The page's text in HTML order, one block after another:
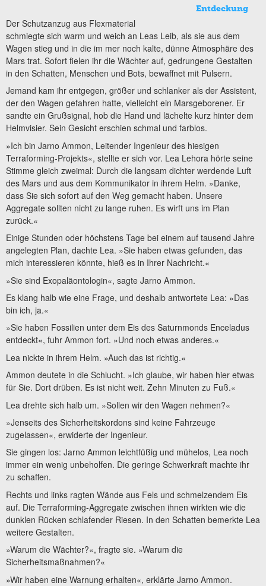
Der Schutzanzug aus Flexmaterial
schmiegte sich warm und weich an Leas Leib, als sie aus dem
Wagen stieg und in die im mer noch kalte, dünne Atmosphäre des
Mars trat. Sofort fielen ihr die Wächter auf, gedrungene Gestalten
in den Schatten, Menschen und Bots, bewaffnet mit Pulsern.
Jemand kam ihr entgegen, größer und schlanker als der Assistent,
der den Wagen gefahren hatte, vielleicht ein Marsgeborener. Er
sandte ein Grußsignal, hob die Hand und lächelte kurz hinter dem
Helmvisier. Sein Gesicht erschien schmal und farblos.
»Ich bin Jarno Ammon, Leitender Ingenieur des hiesigen
Terraforming-Projekts«, stellte er sich vor. Lea Lehora hörte seine
Stimme gleich zweimal: Durch die langsam dichter werdende Luft
des Mars und aus dem Kommunikator in ihrem Helm. »Danke,
dass Sie sich sofort auf den Weg gemacht haben. Unsere
Aggregate sollten nicht zu lange ruhen. Es wirft uns im Plan
zurück.«
Einige Stunden oder höchstens Tage bei einem auf tausend Jahre
angelegten Plan, dachte Lea. »Sie haben etwas gefunden, das
mich interessieren könnte, hieß es in Ihrer Nachricht.«
»Sie sind Exopaläontologin«, sagte Jarno Ammon.
Es klang halb wie eine Frage, und deshalb antwortete Lea: »Das
bin ich, ja.«
»Sie haben Fossilien unter dem Eis des Saturnmonds Enceladus
entdeckt«, fuhr Ammon fort. »Und noch etwas anderes.«
Lea nickte in ihrem Helm. »Auch das ist richtig.«
Ammon deutete in die Schlucht. »Ich glaube, wir haben hier etwas
für Sie. Dort drüben. Es ist nicht weit. Zehn Minuten zu Fuß.«
Lea drehte sich halb um. »Sollen wir den Wagen nehmen?«
»Jenseits des Sicherheitskordons sind keine Fahrzeuge
zugelassen«, erwiderte der Ingenieur.
Sie gingen los: Jarno Ammon leichtfüßig und mühelos, Lea noch
immer ein wenig unbeholfen. Die geringe Schwerkraft machte ihr
zu schaffen.
Rechts und links ragten Wände aus Fels und schmelzendem Eis
auf. Die Terraforming-Aggregate zwischen ihnen wirkten wie die
dunklen Rücken schlafender Riesen. In den Schatten bemerkte Lea
weitere Gestalten.
»Warum die Wächter?«, fragte sie. »Warum die
Sicherheitsmaßnahmen?«
»Wir haben eine Warnung erhalten«, erklärte Jarno Ammon.